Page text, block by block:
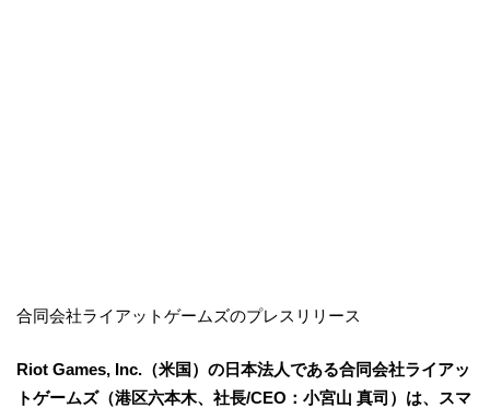
合同会社ライアットゲームズのプレスリリース
Riot Games, Inc.（米国）の日本法人である合同会社ライアッ
トゲームズ（港区六本木、社長/CEO：小宮山 真司）は、スマ